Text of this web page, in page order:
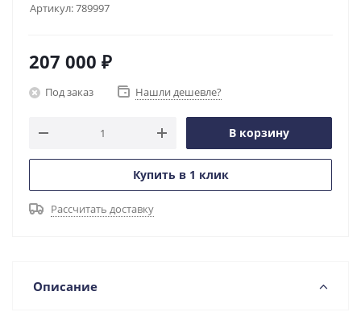
Артикул:789997
207 000 ₽
Под заказ Нашли дешевле?
В корзину
Купить в 1 клик
Рассчитать доставку
Описание